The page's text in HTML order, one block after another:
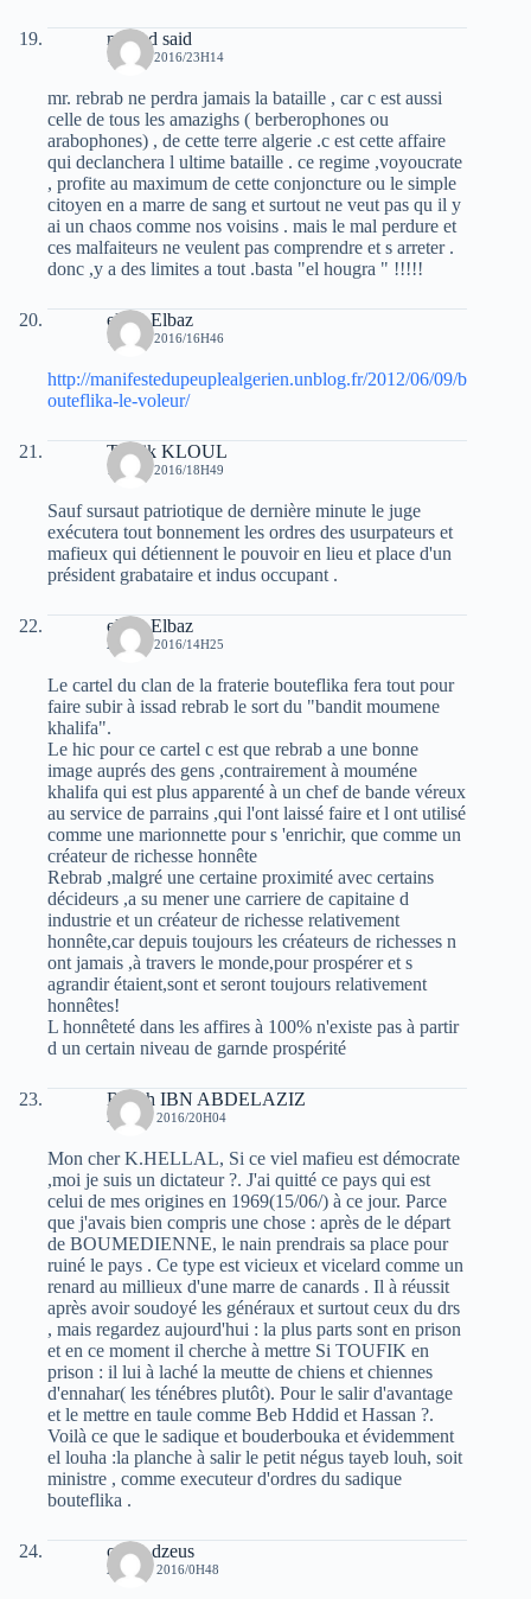
mhand said
16 MAI 2016/23H14
mr. rebrab ne perdra jamais la bataille , car c est aussi
celle de tous les amazighs ( berberophones ou
arabophones) , de cette terre algerie .c est cette affaire
qui declanchera l ultime bataille . ce regime ,voyoucrate
, profite au maximum de cette conjoncture ou le simple
citoyen en a marre de sang et surtout ne veut pas qu il y
ai un chaos comme nos voisins . mais le mal perdure et
ces malfaiteurs ne veulent pas comprendre et s arreter .
donc ,y a des limites a tout .basta "el hougra " !!!!!
elvez Elbaz
17 MAI 2016/16H46
http://manifestedupeuplealgerien.unblog.fr/2012/06/09/b
outeflika-le-voleur/
Toufik KLOUL
17 MAI 2016/18H49
Sauf sursaut patriotique de dernière minute le juge
exécutera tout bonnement les ordres des usurpateurs et
mafieux qui détiennent le pouvoir en lieu et place d'un
président grabataire et indus occupant .
elvez Elbaz
22 MAI 2016/14H25
Le cartel du clan de la fraterie bouteflika fera tout pour
faire subir à issad rebrab le sort du "bandit moumene
khalifa".
Le hic pour ce cartel c est que rebrab a une bonne
image auprés des gens ,contrairement à mouméne
khalifa qui est plus apparenté à un chef de bande véreux
au service de parrains ,qui l'ont laissé faire et l ont utilisé
comme une marionnette pour s 'enrichir, que comme un
créateur de richesse honnête
Rebrab ,malgré une certaine proximité avec certains
décideurs ,a su mener une carriere de capitaine d
industrie et un créateur de richesse relativement
honnête,car depuis toujours les créateurs de richesses n
ont jamais ,à travers le monde,pour prospérer et s
agrandir étaient,sont et seront toujours relativement
honnêtes!
L honnêteté dans les affires à 100% n'existe pas à partir
d un certain niveau de garnde prospérité
Rabah IBN ABDELAZIZ
22 JUIN 2016/20H04
Mon cher K.HELLAL, Si ce viel mafieu est démocrate
,moi je suis un dictateur ?. J'ai quitté ce pays qui est
celui de mes origines en 1969(15/06/) à ce jour. Parce
que j'avais bien compris une chose : après de le départ
de BOUMEDIENNE, le nain prendrais sa place pour
ruiné le pays . Ce type est vicieux et vicelard comme un
renard au millieux d'une marre de canards . Il à réussit
après avoir soudoyé les généraux et surtout ceux du drs
, mais regardez aujourd'hui : la plus parts sont en prison
et en ce moment il cherche à mettre Si TOUFIK en
prison : il lui à laché la meutte de chiens et chiennes
d'ennahar( les ténébres plutôt). Pour le salir d'avantage
et le mettre en taule comme Beb Hddid et Hassan ?.
Voilà ce que le sadique et bouderbouka et évidemment
el louha :la planche à salir le petit négus tayeb louh, soit
ministre , comme executeur d'ordres du sadique
bouteflika .
oziris dzeus
24 JUIN 2016/0H48